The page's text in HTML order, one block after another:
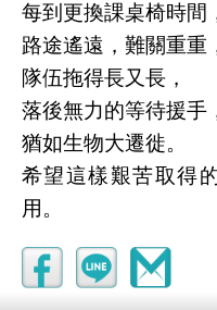
每到更換課桌椅時間
路途遙遠，難關重重
隊伍拖得長又長，
落後無力的等待援手
猶如生物大遷徙。
希望這樣艱苦取得
用。